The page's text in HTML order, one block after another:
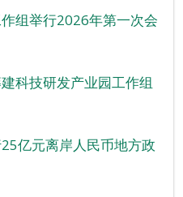
组举行2026年第一次会
科技研发产业园工作组
亿元离岸人民币地方政